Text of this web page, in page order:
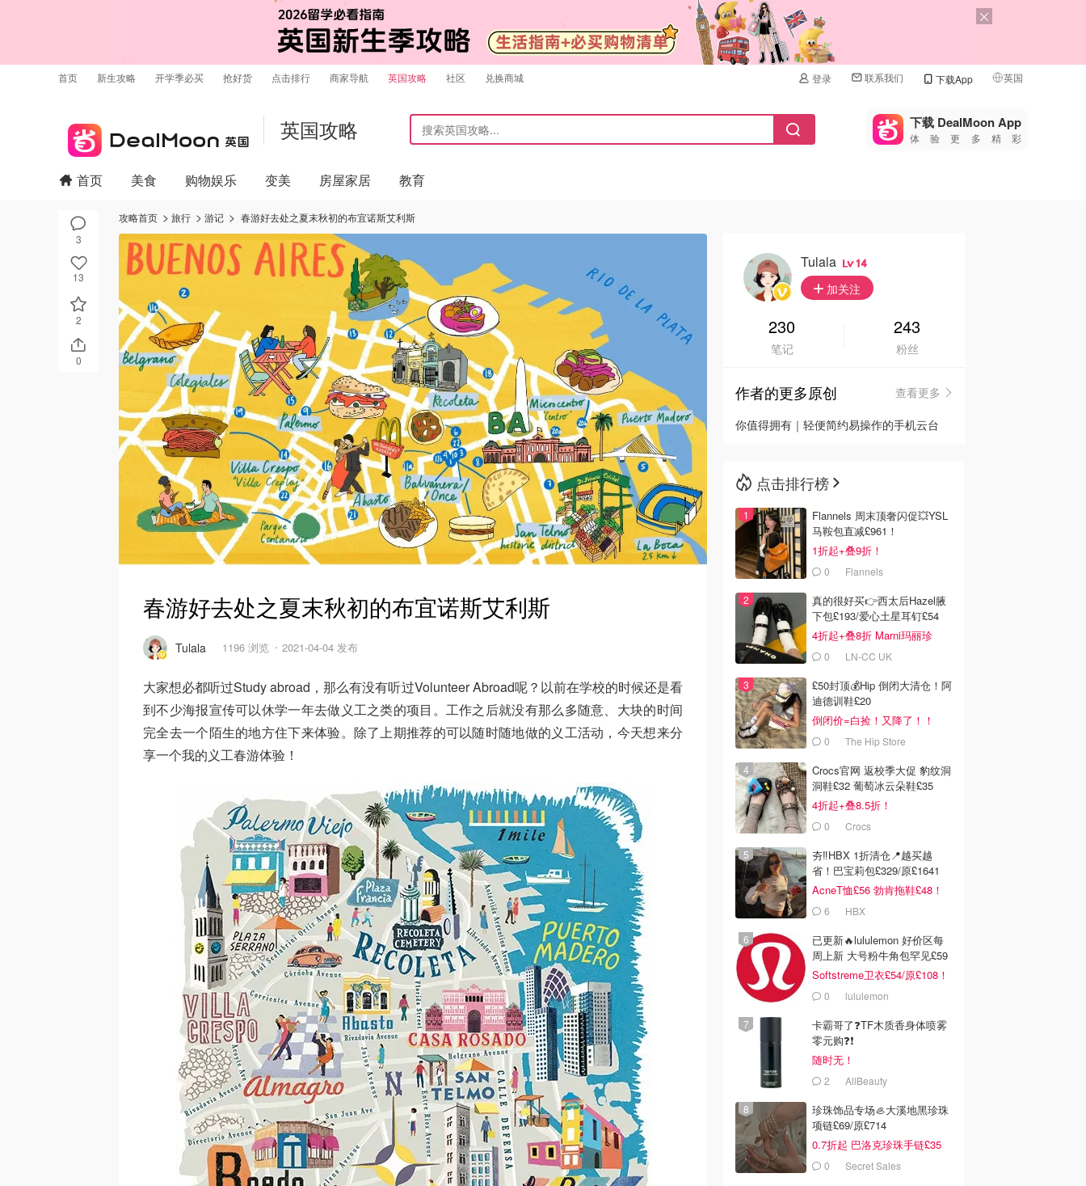
首页 新生攻略 开学季必买 抢好货 点击排行 商家导航 英国攻略 社区 兑换商城 登录 联系我们 下载App 英国
🇺🇸
🇨🇳 中国
🇮🇹
🇦🇺
🇳🇿新西兰
英国攻略 下载 DealMoon App
体验更多精彩
3
13
2
0
首页 美食 购物娱乐 变美 房屋家居 教育
攻略首页 旅行 游记 春游好去处之夏末秋初的布宜诺斯艾利斯
春游好去处之夏末秋初的布宜诺斯艾利斯
Tulala 1196 浏览 2021-04-04 发布
大家想必都听过Study abroad，那么有没有听过Volunteer Abroad呢？以前在学校的时候还是看
到不少海报宣传可以休学一年去做义工之类的项目。工作之后就没有那么多随意、大块的时间
完全去一个陌生的地方住下来体验。除了上期推荐的可以随时随地做的义工活动，今天想来分
享一个我的义工春游体验！
Tulala 14
加关注
230
笔记
243
粉丝
作者的更多原创
查看更多
你值得拥有｜轻便简约易操作的手机云台
点击排行榜
Flannels 周末顶奢闪促💥YSL
马鞍包直减£961！
1折起+叠9折！
0 Flannels
真的很好买👉西太后Hazel腋
下包£193/爱心土星耳钉£54
4折起+叠8折 Marni玛丽珍
£2120 LN-CC UK
£50封顶💰Hip 倒闭大清仓！阿
迪德训鞋£20
倒闭价=白捡！又降了！！
0 The Hip Store
Crocs官网 返校季大促 豹纹洞
洞鞋£32 葡萄冰云朵鞋£35
4折起+叠8.5折！
0 Crocs
夯‼️HBX 1折清仓📍越买越
省！巴宝莉包£329/原£1641
AcneT恤£56 勃肯拖鞋£48！
6 HBX
已更新🔥lululemon 好价区每
周上新 大号粉牛角包罕见£59
Softstreme卫衣£54/原£108！
0 lululemon
卡霸哥了❓TF木质香身体喷雾
零元购❓❗
随时无！
2 AllBeauty
珍珠饰品专场🦪大溪地黑珍珠
项链£69/原£714
0.7折起 巴洛克珍珠手链£35
0 Secret Sales